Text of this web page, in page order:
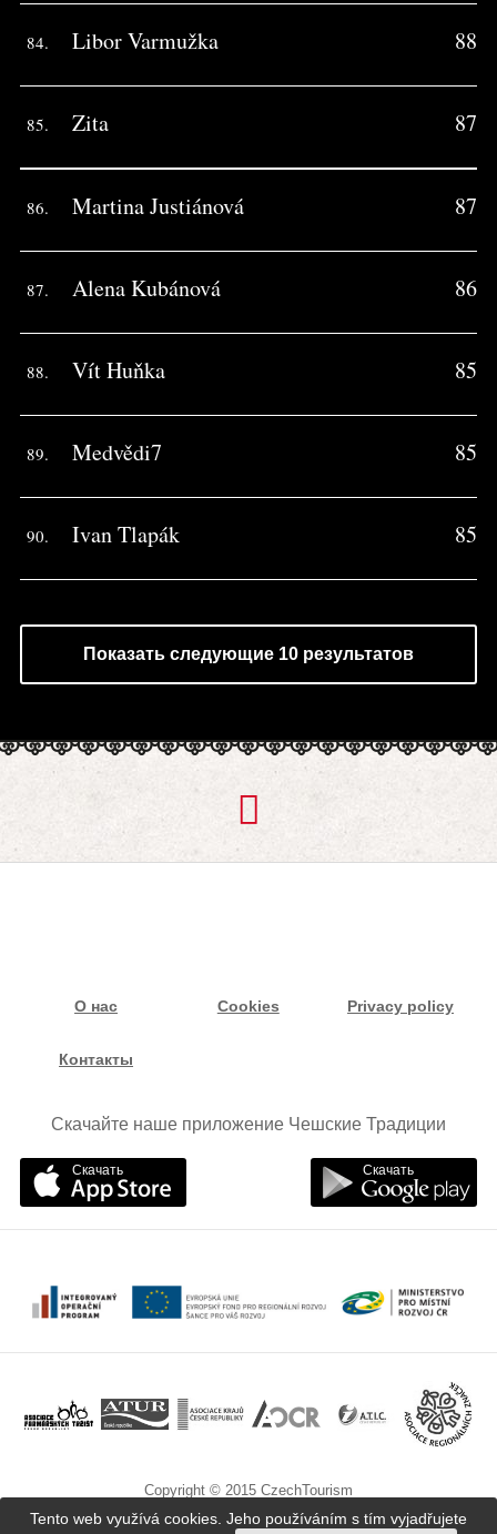
84. Libor Varmužka 88
85. Zita 87
86. Martina Justiánová 87
87. Alena Kubánová 86
88. Vít Huňka 85
89. Medvědi7 85
90. Ivan Tlapák 85
Показать следующие 10 результатов
О нас Cookies Privacy policy
Контакты
Скачайте наше приложение Чешские Традиции
Скачать Скачать
Copyright © 2015 CzechTourism
Tento web využívá cookies. Jeho používáním s tím vyjadřujete